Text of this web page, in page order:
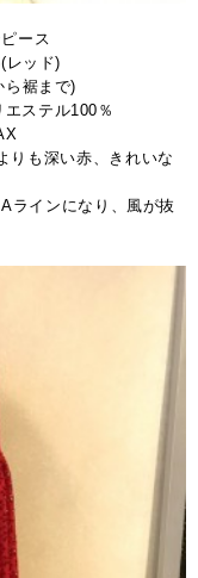
ース
ッド)
裾まで)
ステル100％
りも深い赤、きれいな
ラインになり、風が抜